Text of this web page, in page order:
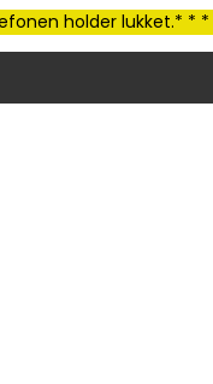
holder lukket.* * *